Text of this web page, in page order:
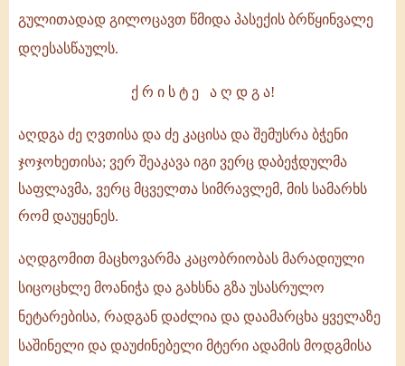
გულითადად გილოცავთ წმიდა პასექის ბრწყინვალე
დღესასწაულს.
ქ რ ი ს ტ ე ა ღ დ გ ა!
აღდგა ძე ღვთისა და ძე კაცისა და შემუსრა ბჭენი
ჯოჯოხეთისა; ვერ შეაკავა იგი ვერც დაბეჭდულმა
საფლავმა, ვერც მცველთა სიმრავლემ, მის სამარხს
რომ დაუყენეს.
აღდგომით მაცხოვარმა კაცობრიობას მარადიული
სიცოცხლე მოანიჭა და გახსნა გზა უსასრულო
ნეტარებისა, რადგან დაძლია და დაამარცხა ყველაზე
საშინელი და დაუძინებელი მტერი ადამის მოდგმისა